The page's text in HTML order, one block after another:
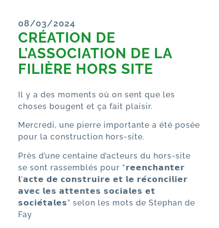
08/03/2024
CRÉATION DE
L’ASSOCIATION DE LA
FILIÈRE HORS SITE
Il y a des moments où on sent que les
choses bougent et ça fait plaisir.
Mercredi, une pierre importante a été posée
pour la construction hors-site.
Près d’une centaine d’acteurs du hors-site
se sont rassemblés pour “𝗿𝗲𝗲𝗻𝗰𝗵𝗮𝗻𝘁𝗲𝗿
𝗹’𝗮𝗰𝘁𝗲 𝗱𝗲 𝗰𝗼𝗻𝘀𝘁𝗿𝘂𝗶𝗿𝗲 𝗲𝘁 𝗹𝗲 𝗿𝗲́𝗰𝗼𝗻𝗰𝗶𝗹𝗶𝗲𝗿
𝗮𝘃𝗲𝗰 𝗹𝗲𝘀 𝗮𝘁𝘁𝗲𝗻𝘁𝗲𝘀 𝘀𝗼𝗰𝗶𝗮𝗹𝗲𝘀 𝗲𝘁
𝘀𝗼𝗰𝗶𝗲́𝘁𝗮𝗹𝗲𝘀” selon les mots de Stephan de
Fay